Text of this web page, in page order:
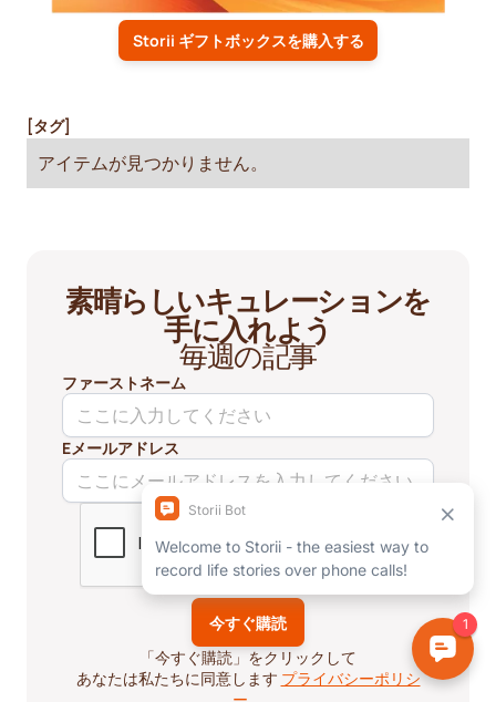
Storii ギフトボックスを購入する
[タグ]
アイテムが見つかりません。
素晴らしいキュレーションを
手に入れよう
毎週の記事
ファーストネーム
Eメールアドレス
「今すぐ購読」をクリックして
あなたは私たちに同意します プライバシーポリシ